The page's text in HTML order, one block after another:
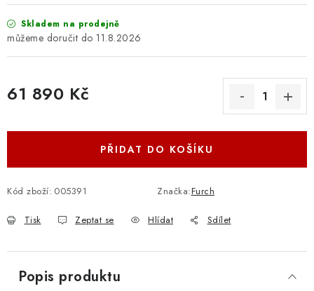
ODSTOUPENÍ OD SMLOUVY
ZÁSADY ZPRACOVÁNÍ OSOBNÍCH ÚDAJŮ
KONTAKTY O E-SHOPU
ODSTOUPENÍ OD SMLOUVY
ZÁSADY ZPRACOVÁNÍ OSOBNÍCH ÚDAJŮ
Skladem na prodejně
11.8.2026
61 890 Kč
PŘIDAT DO KOŠÍKU
Kód zboží: 005391 Značka:Furch
Tisk Zeptat se Hlídat Sdílet
Popis produktu